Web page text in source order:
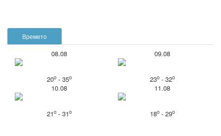
Времето
08.08
20o- 35o
09.08
23o- 32o
10.08
21o- 31o
11.08
18o- 29o